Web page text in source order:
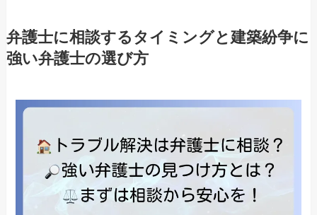
弁護士に相談するタイミングと建築紛争に
強い弁護士の選び方